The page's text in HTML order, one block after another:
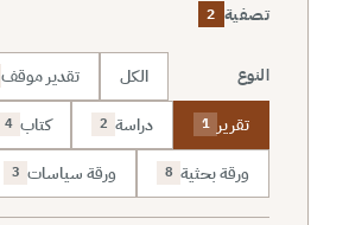
تصفية 2
النوع الكل تقدير موقف
تقرير 1 دراسة 2 كتاب 4
ورقة بحثية 8 ورقة سياسات 3